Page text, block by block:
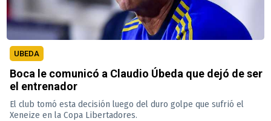
UBEDA
Boca le comunicó a Claudio Úbeda que dejó de ser
el entrenador
El club tomó esta decisión luego del duro golpe que sufrió el
Xeneize en la Copa Libertadores.